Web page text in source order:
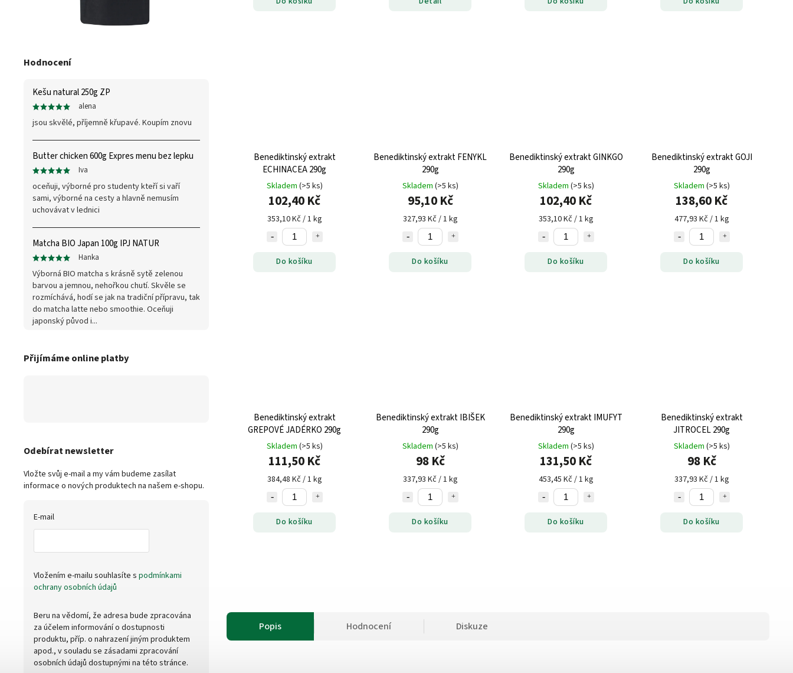
Hodnocení
Kešu natural 250g ZP
alena
jsou skvělé, příjemně křupavé. Koupím znovu
Butter chicken 600g Expres menu bez lepku
Iva
oceňuji, výborné pro studenty kteří si vaří
sami, výborné na cesty a hlavně nemusím
uchovávat v lednici
Matcha BIO Japan 100g IPJ NATUR
Hanka
Výborná BIO matcha s krásně sytě zelenou
barvou a jemnou, nehořkou chutí. Skvěle se
rozmíchává, hodí se jak na tradiční přípravu, tak
do matcha latte nebo smoothie. Oceňuji
japonský původ i...
Přijímáme online platby
Odebírat newsletter
Vložte svůj e-mail a my vám budeme zasílat
informace o nových produktech na našem e-shopu.
E-mail
Vložením e-mailu souhlasíte s podmínkami
ochrany osobních údajů
Beru na vědomí, že adresa bude zpracována
za účelem informování o dostupnosti
produktu, příp. o nahrazení jiným produktem
apod., v souladu se zásadami zpracování
osobních údajů dostupnými na této stránce.
Benediktinský extrakt
ECHINACEA 290g
Skladem (>5 ks)
102,40 Kč
353,10 Kč / 1 kg
Do košíku
Benediktinský extrakt FENYKL
290g
Skladem (>5 ks)
95,10 Kč
327,93 Kč / 1 kg
Do košíku
Benediktinský extrakt GINKGO
290g
Skladem (>5 ks)
102,40 Kč
353,10 Kč / 1 kg
Do košíku
Benediktinský extrakt GOJI
290g
Skladem (>5 ks)
138,60 Kč
477,93 Kč / 1 kg
Do košíku
Benediktinský extrakt
GREPOVÉ JADÉRKO 290g
Skladem (>5 ks)
111,50 Kč
384,48 Kč / 1 kg
Do košíku
Benediktinský extrakt IBIŠEK
290g
Skladem (>5 ks)
98 Kč
337,93 Kč / 1 kg
Do košíku
Benediktinský extrakt IMUFYT
290g
Skladem (>5 ks)
131,50 Kč
453,45 Kč / 1 kg
Do košíku
Benediktinský extrakt
JITROCEL 290g
Skladem (>5 ks)
98 Kč
337,93 Kč / 1 kg
Do košíku
Popis Hodnocení Diskuze